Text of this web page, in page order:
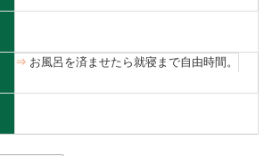
お風呂を済ませたら就寝まで自由時間。